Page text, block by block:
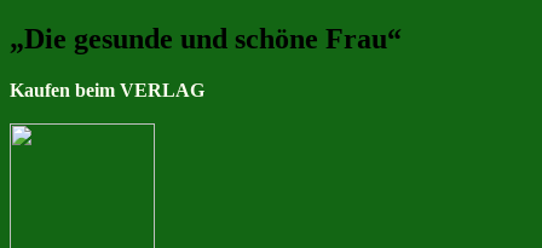
„Die gesunde und schöne Frau“
Kaufen beim VERLAG